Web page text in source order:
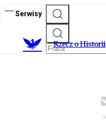
Serwisy
Rzecz o Historii